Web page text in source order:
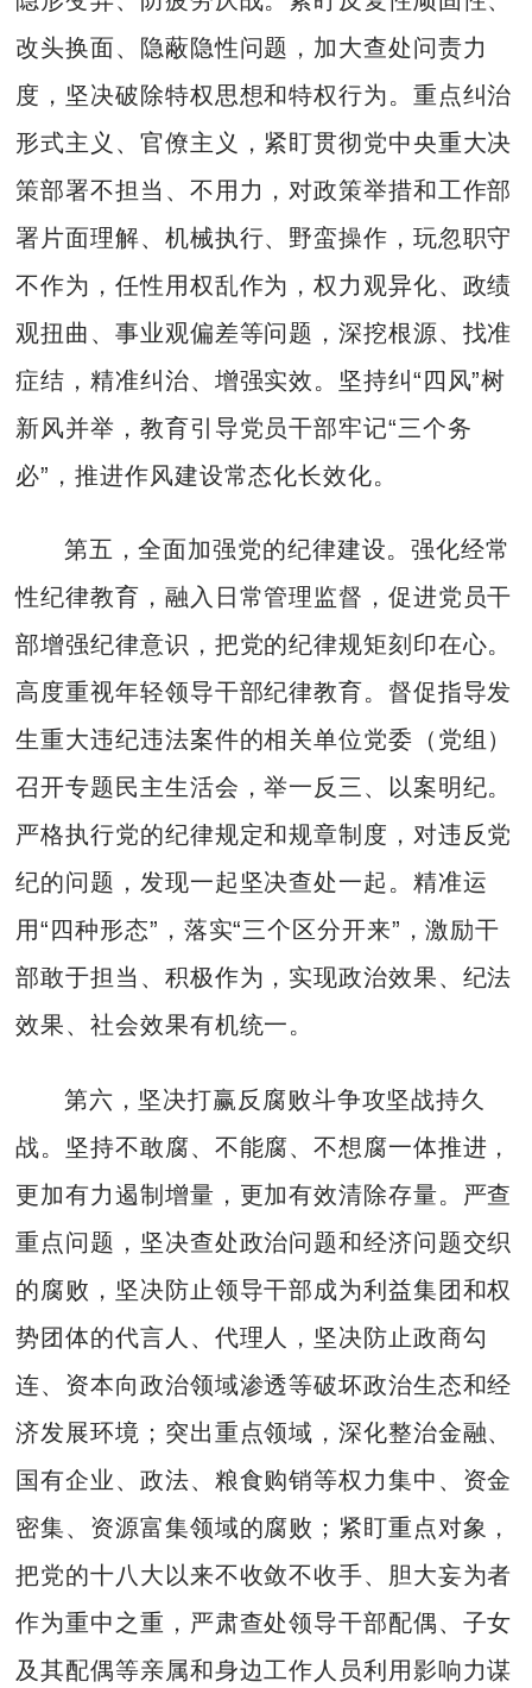
改头换面、隐蔽隐性问题，加大查处问责力
度，坚决破除特权思想和特权行为。重点纠治
形式主义、官僚主义，紧盯贯彻党中央重大决
策部署不担当、不用力，对政策举措和工作部
署片面理解、机械执行、野蛮操作，玩忽职守
不作为，任性用权乱作为，权力观异化、政绩
观扭曲、事业观偏差等问题，深挖根源、找准
症结，精准纠治、增强实效。坚持纠“四风”树
新风并举，教育引导党员干部牢记“三个务
必”，推进作风建设常态化长效化。
第五，全面加强党的纪律建设。强化经常
性纪律教育，融入日常管理监督，促进党员干
部增强纪律意识，把党的纪律规矩刻印在心。
高度重视年轻领导干部纪律教育。督促指导发
生重大违纪违法案件的相关单位党委（党组）
召开专题民主生活会，举一反三、以案明纪。
严格执行党的纪律规定和规章制度，对违反党
纪的问题，发现一起坚决查处一起。精准运
用“四种形态”，落实“三个区分开来”，激励干
部敢于担当、积极作为，实现政治效果、纪法
效果、社会效果有机统一。
第六，坚决打赢反腐败斗争攻坚战持久
战。坚持不敢腐、不能腐、不想腐一体推进，
更加有力遏制增量，更加有效清除存量。严查
重点问题，坚决查处政治问题和经济问题交织
的腐败，坚决防止领导干部成为利益集团和权
势团体的代言人、代理人，坚决防止政商勾
连、资本向政治领域渗透等破坏政治生态和经
济发展环境；突出重点领域，深化整治金融、
国有企业、政法、粮食购销等权力集中、资金
密集、资源富集领域的腐败；紧盯重点对象，
把党的十八大以来不收敛不收手、胆大妄为者
作为重中之重，严肃查处领导干部配偶、子女
及其配偶等亲属和身边工作人员利用影响力谋